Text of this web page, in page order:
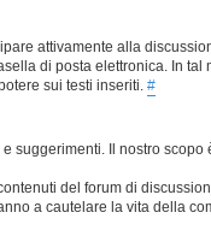
attivamente alla
di posta elettronica. In
sui testi inseriti. #
Il nostro
del forum di
a cautelare la vita della